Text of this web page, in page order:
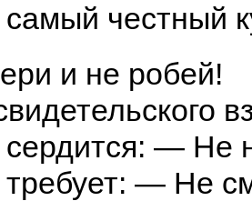
честный
и не робей!
сердится: — Не
требует: — Не